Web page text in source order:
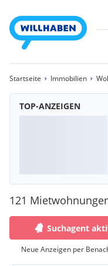
Startseite Immobilien
TOP-ANZEIGEN
121
Suchagent
Neue Anzeigen per